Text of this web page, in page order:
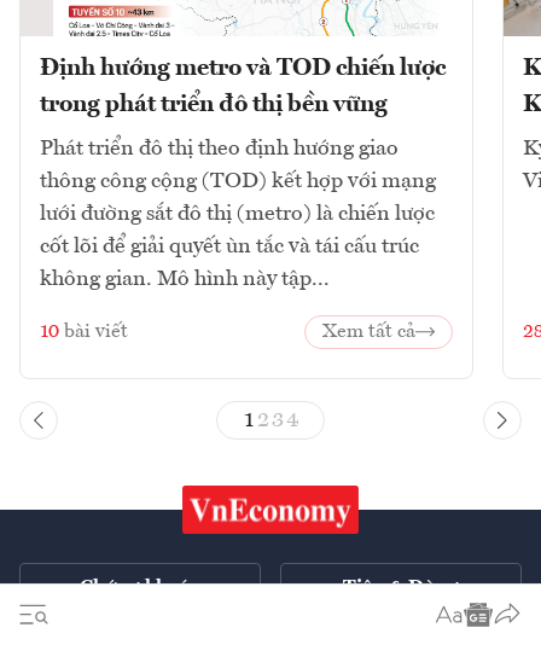
Định hướng metro và TOD chiến lược
trong phát triển đô thị bền vững
Phát triển đô thị theo định hướng giao
thông công cộng (TOD) kết hợp với mạng
lưới đường sắt đô thị (metro) là chiến lược
cốt lõi để giải quyết ùn tắc và tái cấu trúc
không gian. Mô hình này tập...
10 bài viết Xem tất cả
1 23 4
Chứng khoán Tiêu & Dùng